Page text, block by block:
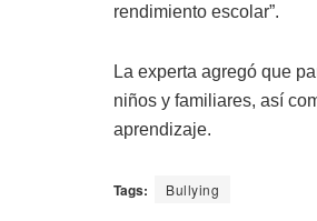
rendimiento escolar”.
La experta agregó que
niños y familiares, así
aprendizaje.
Tags: Bullying